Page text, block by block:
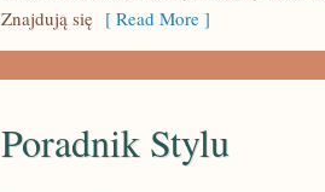
Znajdują się [ Read More ]
Poradnik Stylu